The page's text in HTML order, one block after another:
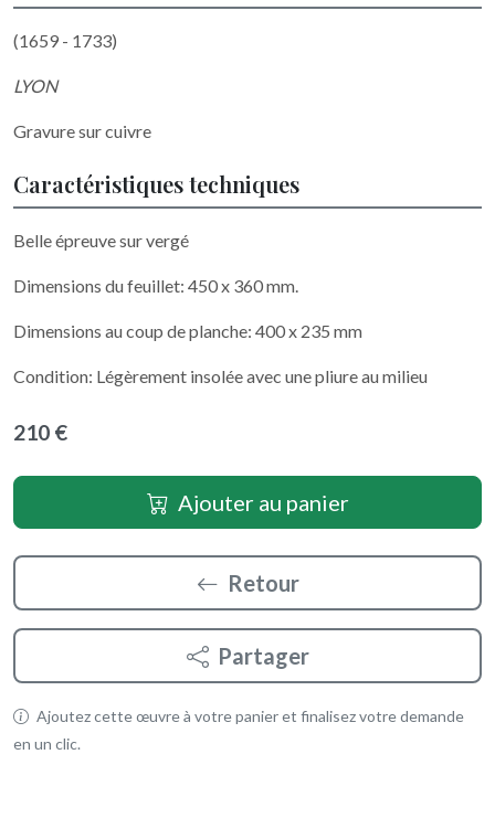
(1659 - 1733)
LYON
Gravure sur cuivre
Caractéristiques techniques
Belle épreuve sur vergé
Dimensions du feuillet: 450 x 360 mm.
Dimensions au coup de planche: 400 x 235 mm
Condition: Légèrement insolée avec une pliure au milieu
210 €
Ajouter au panier
Retour
Partager
Ajoutez cette œuvre à votre panier et finalisez votre demande
en un clic.